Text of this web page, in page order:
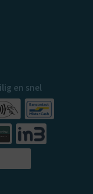
en snel